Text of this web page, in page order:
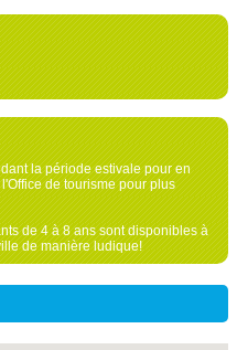
la période estivale pour en
de tourisme pour plus
de 4 à 8 ans sont disponibles à
de manière ludique!